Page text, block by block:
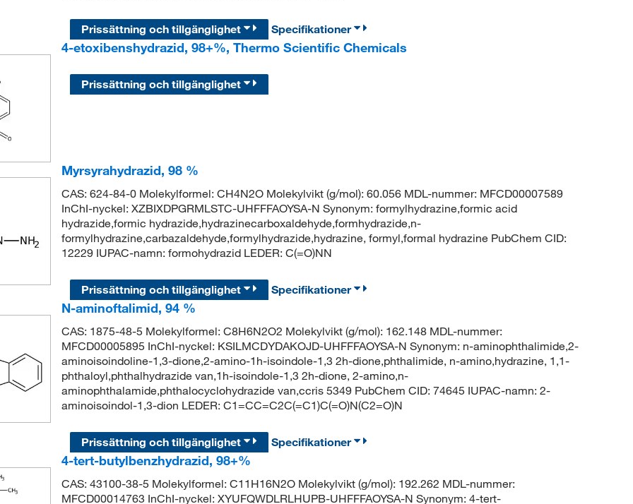
Prissättning och tillgänglighet
Specifikationer
4-etoxibenshydrazid, 98+%, Thermo Scientific Chemicals
Prissättning och tillgänglighet
Myrsyrahydrazid, 98 %
CAS: 624-84-0 Molekylformel: CH4N2O Molekylvikt (g/mol): 60.056 MDL-nummer: MFCD00007589
InChI-nyckel: XZBIXDPGRMLSTC-UHFFFAOYSA-N Synonym: formylhydrazine,formic acid
hydrazide,formic hydrazide,hydrazinecarboxaldehyde,formhydrazide,n-
formylhydrazine,carbazaldehyde,formylhydrazide,hydrazine, formyl,formal hydrazine PubChem CID:
12229 IUPAC-namn: formohydrazid LEDER: C(=O)NN
Prissättning och tillgänglighet
Specifikationer
N-aminoftalimid, 94 %
CAS: 1875-48-5 Molekylformel: C8H6N2O2 Molekylvikt (g/mol): 162.148 MDL-nummer:
MFCD00005895 InChI-nyckel: KSILMCDYDAKOJD-UHFFFAOYSA-N Synonym: n-aminophthalimide,2-
aminoisoindoline-1,3-dione,2-amino-1h-isoindole-1,3 2h-dione,phthalimide, n-amino,hydrazine, 1,1-
phthaloyl,phthalhydrazide van,1h-isoindole-1,3 2h-dione, 2-amino,n-
aminophthalamide,phthalocyclohydrazide van,ccris 5349 PubChem CID: 74645 IUPAC-namn: 2-
aminoisoindol-1,3-dion LEDER: C1=CC=C2C(=C1)C(=O)N(C2=O)N
Prissättning och tillgänglighet
Specifikationer
4-tert-butylbenzhydrazid, 98+%
CAS: 43100-38-5 Molekylformel: C11H16N2O Molekylvikt (g/mol): 192.262 MDL-nummer:
MFCD00014763 InChI-nyckel: XYUFQWDLRLHUPB-UHFFFAOYSA-N Synonym: 4-tert-